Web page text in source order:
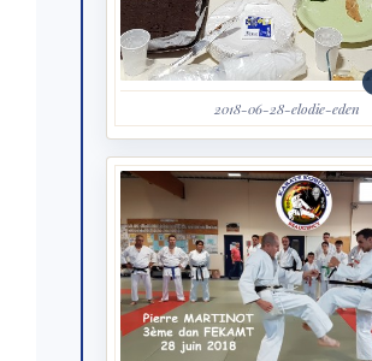
2018-06-28-elodie-eden